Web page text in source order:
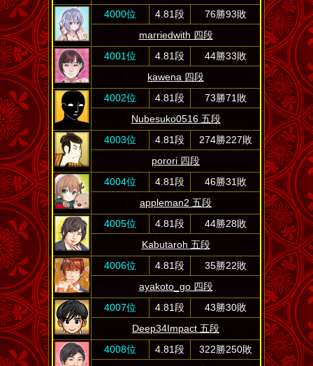
4000位
4.81段
76勝93敗
marriedwith 四段
4001位
4.81段
44勝33敗
kawena 四段
4002位
4.81段
73勝71敗
Nubesuko0516 五段
4003位
4.81段
274勝227敗
porori 四段
4004位
4.81段
46勝31敗
appleman2 五段
4005位
4.81段
44勝28敗
Kabutaroh 五段
4006位
4.81段
35勝22敗
ayakoto_go 四段
4007位
4.81段
43勝30敗
Deep34Impact 五段
4008位
4.81段
322勝250敗